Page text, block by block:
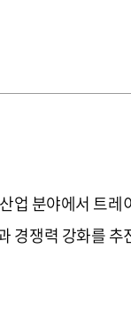
업 분야에서 트레
경쟁력 강화를 추